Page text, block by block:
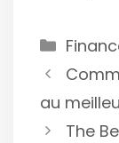
au
The